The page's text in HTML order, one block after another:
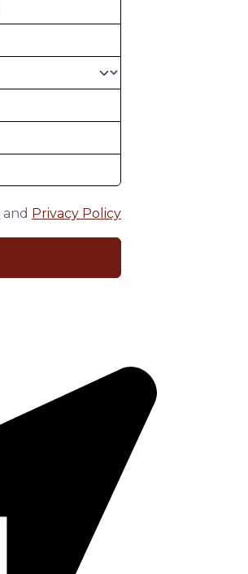
and Privacy Policy